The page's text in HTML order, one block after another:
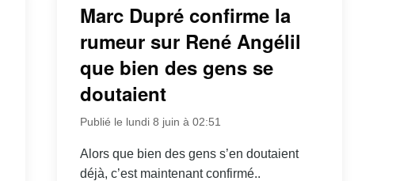
Marc Dupré confirme la
rumeur sur René Angélil
que bien des gens se
doutaient
Publié le lundi 8 juin à 02:51
Alors que bien des gens s’en doutaient
déjà, c’est maintenant confirmé..